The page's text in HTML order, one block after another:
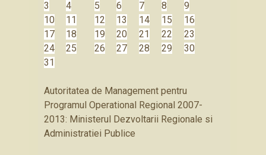
3
4 5 6 7 8
9
10
11 12 13 14 15
16
17
18 19 20 21 22
23
24
25 26 27 28 29
30
31
Autoritatea de Management pentru
Programul Operational Regional 2007-
2013: Ministerul Dezvoltarii Regionale si
Administratiei Publice